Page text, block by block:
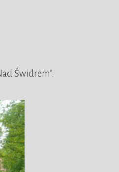
Świdrem”.